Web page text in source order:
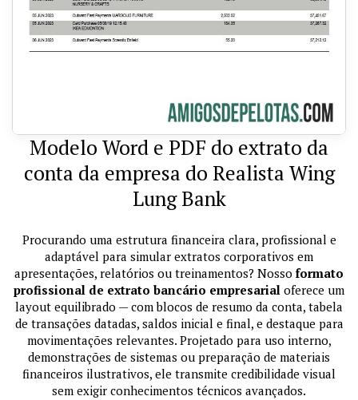
Modelo Word e PDF do extrato da
conta da empresa do Realista Wing
Lung Bank
Procurando uma estrutura financeira clara, profissional e
adaptável para simular extratos corporativos em
apresentações, relatórios ou treinamentos? Nosso formato
profissional de extrato bancário empresarial oferece um
layout equilibrado — com blocos de resumo da conta, tabela
de transações datadas, saldos inicial e final, e destaque para
movimentações relevantes. Projetado para uso interno,
demonstrações de sistemas ou preparação de materiais
financeiros ilustrativos, ele transmite credibilidade visual
sem exigir conhecimentos técnicos avançados.